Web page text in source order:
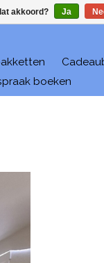
boeken
akkoord? Ja